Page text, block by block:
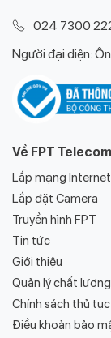
024 7300
Người đại diện:
Về FPT Telecom
Lắp mạng Internet
Lắp đặt Camera
Truyền hình FPT
Tin tức
Giới thiệu
Quản lý chất
Chính sách thủ tục
Điều khoản bảo